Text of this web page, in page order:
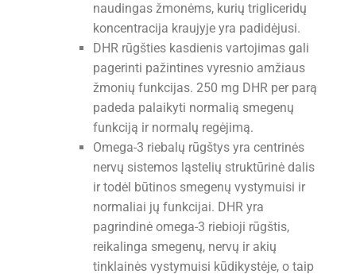
naudingas žmonėms, kurių trigliceridų
koncentracija kraujyje yra padidėjusi.
DHR rūgšties kasdienis vartojimas gali
pagerinti pažintines vyresnio amžiaus
žmonių funkcijas. 250 mg DHR per parą
padeda palaikyti normalią smegenų
funkciją ir normalų regėjimą.
Omega-3 riebalų rūgštys yra centrinės
nervų sistemos ląstelių struktūrinė dalis
ir todėl būtinos smegenų vystymuisi ir
normaliai jų funkcijai. DHR yra
pagrindinė omega-3 riebioji rūgštis,
reikalinga smegenų, nervų ir akių
tinklainės vystymuisi kūdikystėje, o taip